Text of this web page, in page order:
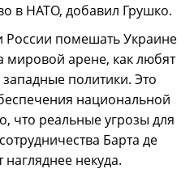
в НАТО, добавил Грушко.
России помешать Украине
мировой арене, как любят
политики. Это
национальной
что реальные угрозы для
Барта де
некуда.